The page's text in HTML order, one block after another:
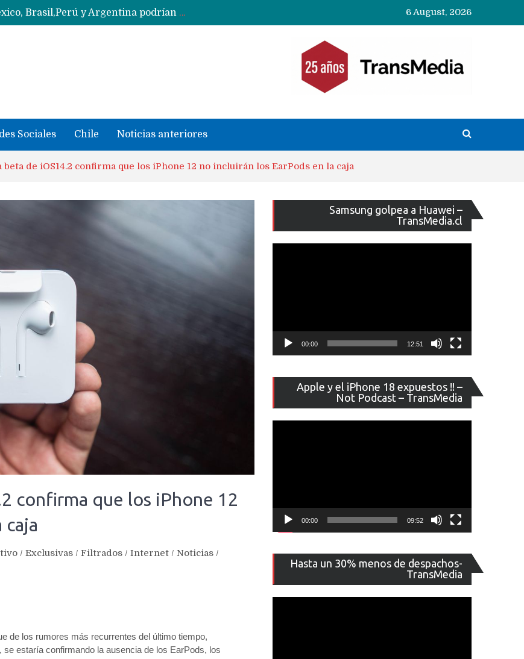
Data Centers de Huawei en Chile, México, Brasil,Perú y Argentina podrían verse afectados por arremetida de EE.UU
Fabricantes suben precios de teléfonos y ganan más dinero en un mercado donde Xiaomi alerta por no mejorar ventas
6 August, 2026
Sociales Chile Noticias anteriores
beta de iOS14.2 confirma que los iPhone 12 no incluirán los EarPods en la caja
confirma que los iPhone 12
caja
/ Exclusivas / Filtrados / Internet / Noticias /
de los rumores más recurrentes del último tiempo,
estaría confirmando la ausencia de los EarPods, los
Samsung golpea a Huawei –
TransMedia.cl
de
vídeo
00:00 12:51
Apple y el iPhone 18 expuestos !! –
Not Podcast – TransMedia
de
vídeo
00:00 09:52
Hasta un 30% menos de despachos-
TransMedia
de
vídeo